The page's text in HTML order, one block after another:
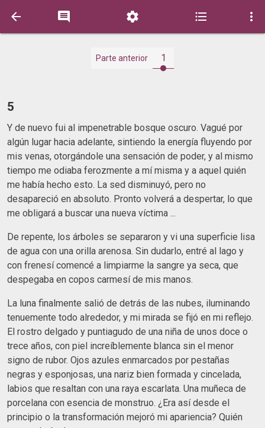
    
Parte anterior 1
5
Y de nuevo fui al impenetrable bosque oscuro. Vagué por
algún lugar hacia adelante, sintiendo la energía fluyendo por
mis venas, otorgándole una sensación de poder, y al mismo
tiempo me odiaba ferozmente a mí misma y a aquel quién
me había hecho esto. La sed disminuyó, pero no
desapareció en absoluto. Pronto volverá a despertar, lo que
me obligará a buscar una nueva víctima ...
De repente, los árboles se separaron y vi una superficie lisa
de agua con una orilla arenosa. Sin dudarlo, entré al lago y
con frenesí comencé a limpiarme la sangre ya seca, que
despegaba en copos carmesí de mis manos.
La luna finalmente salió de detrás de las nubes, iluminando
tenuemente todo alrededor, y mi mirada se fijó en mi reflejo.
El rostro delgado y puntiagudo de una niña de unos doce o
trece años, con piel increíblemente blanca sin el menor
signo de rubor. Ojos azules enmarcados por pestañas
negras y esponjosas, una nariz bien formada y cincelada,
labios que resaltan con una raya escarlata. Una muñeca de
porcelana con esencia de monstruo. ¿Era así desde el
principio o la transformación mejoró mi apariencia? Quién